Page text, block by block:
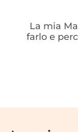
La mia
farlo e